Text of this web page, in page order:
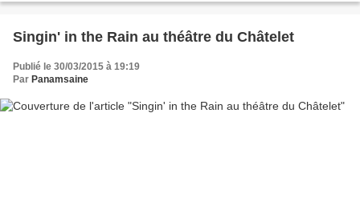
Singin' in the Rain au théâtre du Châtelet
Publié le 30/03/2015 à 19:19
Par Panamsaine